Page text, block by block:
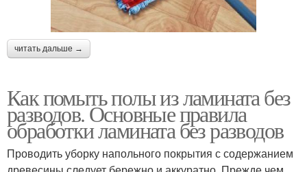
читать дальше →
Как помыть полы из ламината без
разводов. Основные правила
обработки ламината без разводов
Проводить уборку напольного покрытия с содержанием